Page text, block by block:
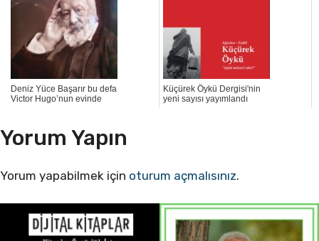
Deniz Yüce Başarır bu defa
Victor Hugo’nun evinde
Küçürek Öykü Dergisi'nin
yeni sayısı yayımlandı
Yorum Yapın
Yorum yapabilmek için oturum açmalısınız.